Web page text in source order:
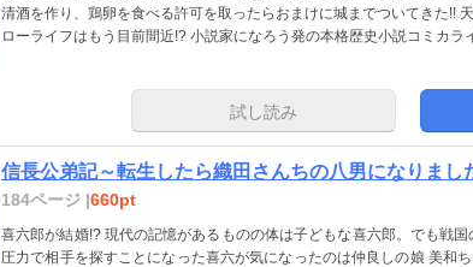
清酒を作り、鶏卵を食べる許可を取ったらおまけに城までついてきた!!
ローライフはもう目前間近!? 小説家になろう発の本格歴史小説コミカラ
試し読み
信長公弟記～転生したら織田さんちの八男になりまし
184ページ |660pt
喜六郎が結婚!? 現代の記憶があるものの体は子どもな喜六郎。でも戦
圧力で相手を探すことになった喜六が気になったのは仲良しの娘 美和